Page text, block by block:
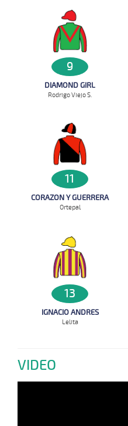
9
DIAMOND GIRL
Rodrigo Viejo S.
11
CORAZON Y GUERRERA
Ortepal
13
IGNACIO ANDRES
Lelita
VIDEO